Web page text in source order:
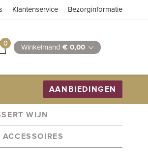
Klantenservice Bezorginformatie
0 Winkelmand € 0,00
AANBIEDINGEN
WIJN
ACCESSOIRES